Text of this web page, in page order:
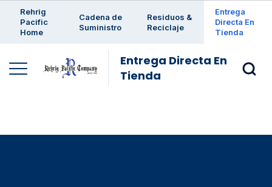
Rehrig
Pacific
Home
Cadena de
Suministro
Residuos &
Reciclaje
Entrega
Directa En
Tienda
Entrega Directa En
Tienda